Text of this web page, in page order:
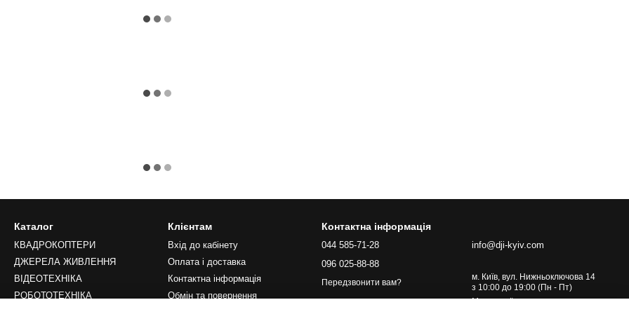
Каталог
КВАДРОКОПТЕРИ
ДЖЕРЕЛА ЖИВЛЕННЯ
ВІДЕОТЕХНІКА
РОБОТОТЕХНІКА
Клієнтам
Вхід до кабінету
Оплата і доставка
Контактна інформація
Обмін та повернення
Контактна інформація
044 585-71-28
096 025-88-88
Передзвонити вам?
info@dji-kyiv.com
м. Київ, вул. Нижньоключова 14
з 10:00 до 19:00 (Пн - Пт)
Мапа проїзду